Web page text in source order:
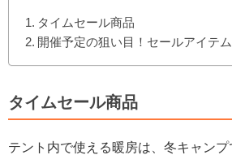
タイムセール商品
開催予定の狙い目！セールアイテ
タイムセール商品
テント内で使える暖房は、冬キャンプ